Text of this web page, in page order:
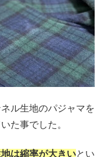
ル生地のパジャマを
た事でした。
は縮率が大きいとい